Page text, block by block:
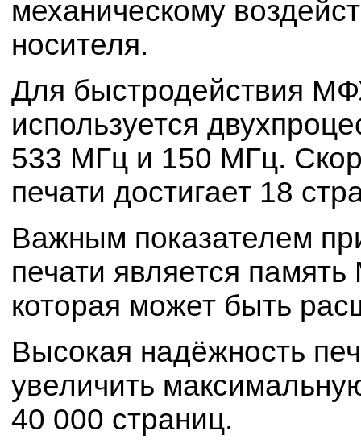
механическому
носителя.
Для быстродействия
используется
533 МГц и 150 МГц.
печати достигает 18
Важным показателем
печати является
которая может быть
Высокая надёжность
увеличить
40 000 страниц.